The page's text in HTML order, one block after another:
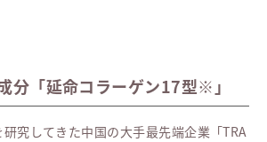
分「延命コラーゲン17型※」
究してきた中国の大手最先端企業「TRA